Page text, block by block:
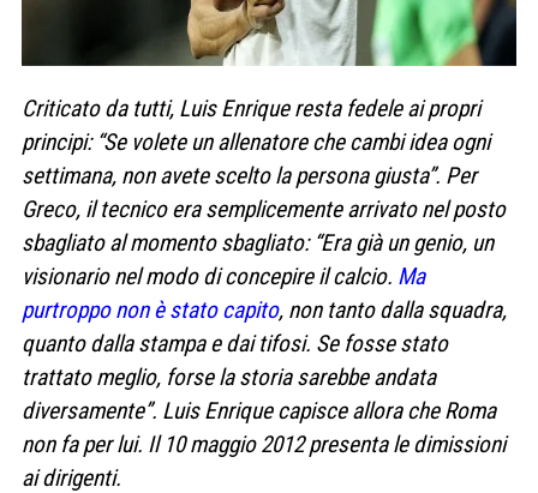
Criticato da tutti, Luis Enrique resta fedele ai propri
principi: “Se volete un allenatore che cambi idea ogni
settimana, non avete scelto la persona giusta”. Per
Greco, il tecnico era semplicemente arrivato nel posto
sbagliato al momento sbagliato: “Era già un genio, un
visionario nel modo di concepire il calcio. Ma
purtroppo non è stato capito, non tanto dalla squadra,
quanto dalla stampa e dai tifosi. Se fosse stato
trattato meglio, forse la storia sarebbe andata
diversamente”. Luis Enrique capisce allora che Roma
non fa per lui. Il 10 maggio 2012 presenta le dimissioni
ai dirigenti.